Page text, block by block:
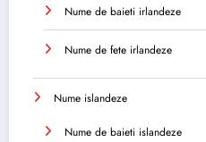
Nume de baieti irlandeze
Nume de fete irlandeze
Nume islandeze
Nume de baieti islandeze